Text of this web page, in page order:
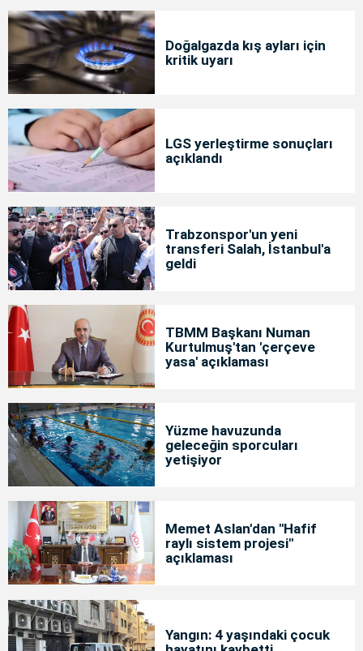
Doğalgazda kış ayları için
kritik uyarı
LGS yerleştirme sonuçları
açıklandı
Trabzonspor'un yeni
transferi Salah, İstanbul'a
geldi
TBMM Başkanı Numan
Kurtulmuş'tan 'çerçeve
yasa' açıklaması
Yüzme havuzunda
geleceğin sporcuları
yetişiyor
Memet Aslan'dan "Hafif
raylı sistem projesi"
açıklaması
Yangın: 4 yaşındaki çocuk